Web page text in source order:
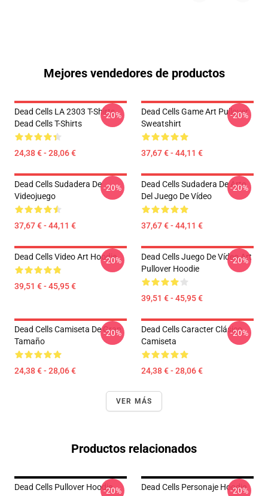
Mejores vendedores de productos
Dead Cells LA 2303 T-Shirts
Dead Cells T-Shirts
24,38 € - 28,06 €
-20%
Dead Cells Game Art Pullover
Sweatshirt
37,67 € - 44,11 €
-20%
Dead Cells Sudadera De
Videojuego
37,67 € - 44,11 €
-20%
Dead Cells Sudadera De Arte
Del Juego De Vídeo
37,67 € - 44,11 €
-20%
Dead Cells Video Art Hoodie
39,51 € - 45,95 €
-20%
Dead Cells Juego De Vídeo Art
Pullover Hoodie
39,51 € - 45,95 €
-20%
Dead Cells Camiseta De Gran
Tamaño
24,38 € - 28,06 €
-20%
Dead Cells Caracter Clásico
Camiseta
24,38 € - 28,06 €
-20%
VER MÁS
Productos relacionados
Dead Cells Pullover Hoodie-20% Dead Cells Personaje Hoodie
-20%